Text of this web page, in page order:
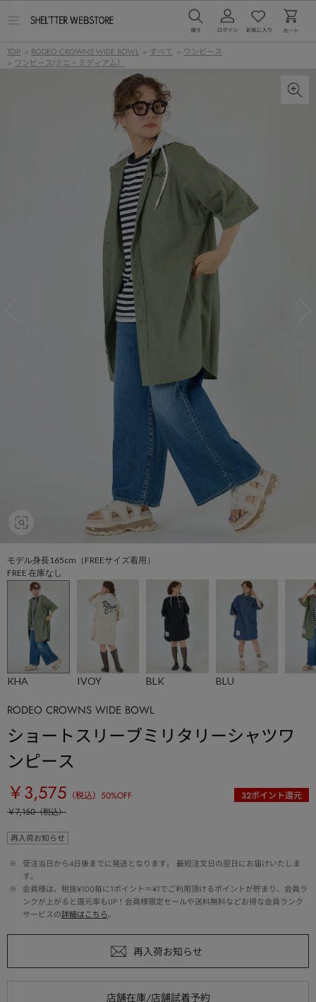
ー
を
TOP > RODEO CROWNS WIDE BOWL > すべて > ワンピース
> ワンピース(ミニ・ミディアム）
モデル身長165cm（FREEサイズ着用）
FREE 在庫なし
KHA IVOY BLK BLU
RODEO CROWNS WIDE BOWL
ショートスリーブミリタリーシャツワ
ンピース
￥3,575 （税込） 50%OFF 32ポイント還元
￥7,150（税込）
再入荷お知らせ
※
受注当日から4日後までに発送となります。 最短注文日の翌日にお届けいたしま
す。
※
会員様は、税抜¥100毎に1ポイント＝¥1でご利用頂けるポイントが貯まり、会員ラ
ンクが上がると還元率もUP！会員様限定セールや送料無料などお得な会員ランク
サービスの詳細はこちら。